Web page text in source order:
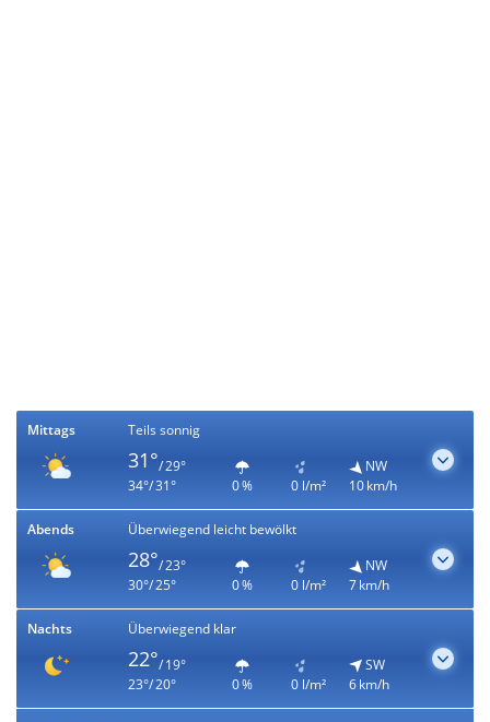
Mittags Teils sonnig
31°/ 29°
34°/ 31°
0 % 0 l/m²
NW
10 km/h
Abends Überwiegend leicht bewölkt
28°/ 23°
30°/ 25°
0 % 0 l/m²
NW
7 km/h
Nachts Überwiegend klar
22°/ 19°
23°/ 20°
0 % 0 l/m²
SW
6 km/h